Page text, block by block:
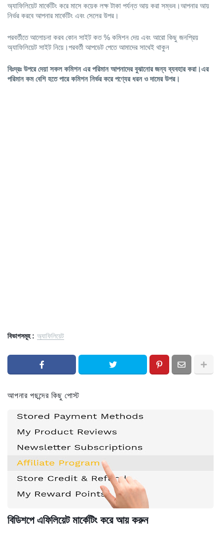
অ্যাফিলিয়েট মার্কেটিং করে মাসে কয়েক লক্ষ টাকা পর্যন্ত আয় করা সম্ভব।আপনার আয়
নির্ভর করবে আপনার মার্কেটিং এবং সেলের উপর।
পরবর্তীতে আলোচনা করব কোন সাইট কত % কমিশন দেয় এবং আরো কিছু জনপ্রিয়
অ্যাফিলিয়েট সাইট নিয়ে।পরবর্তী আপডেট পেতে আমাদের সাথেই থাকুন
বিঃদ্রঃ উপরে দেয়া সকল কমিশন এর পরিমান আপনাদের বুঝানোর জন্য ব্যবহার করা।এর
পরিমান কম বেশি হতে পারে কমিশন নির্ভর করে পণ্যের ধরন ও দামের উপর।
বিভাগসমূহ : অ্যাফিলিয়েট
আপনার পছন্দের কিছু পোস্ট
বিডিশপে এফিলিয়েট মার্কেটিং করে আয় করুন